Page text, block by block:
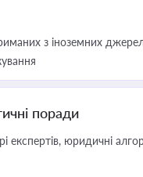
з іноземних
поради
експертів, юридичні